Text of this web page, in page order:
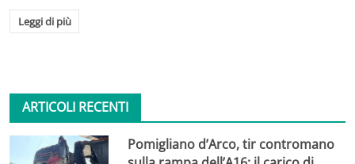
Leggi di più
ARTICOLI RECENTI
Pomigliano d’Arco, tir contromano